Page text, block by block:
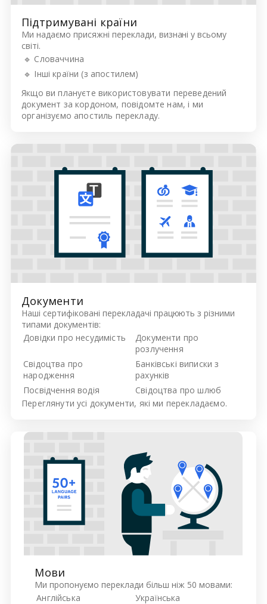
Підтримувані країни
Ми надаємо присяжні переклади, визнані у всьому
світі.
🔹 Словаччина
🔹 Інші країни (з апостилем)
Якщо ви плануєте використовувати переведений
документ за кордоном, повідомте нам, і ми
організуємо апостиль перекладу.
Документи
Наші сертифіковані перекладачі працюють з різними
типами документів:
Довідки про несудимість
Документи про
розлучення
Свідоцтва про
народження
Банківські виписки з
рахунків
Посвідчення водія
Свідоцтва про шлюб
Переглянути усі документи, які ми перекладаємо.
Мови
Ми пропонуємо переклади більш ніж 50 мовами:
Англійська
Українська